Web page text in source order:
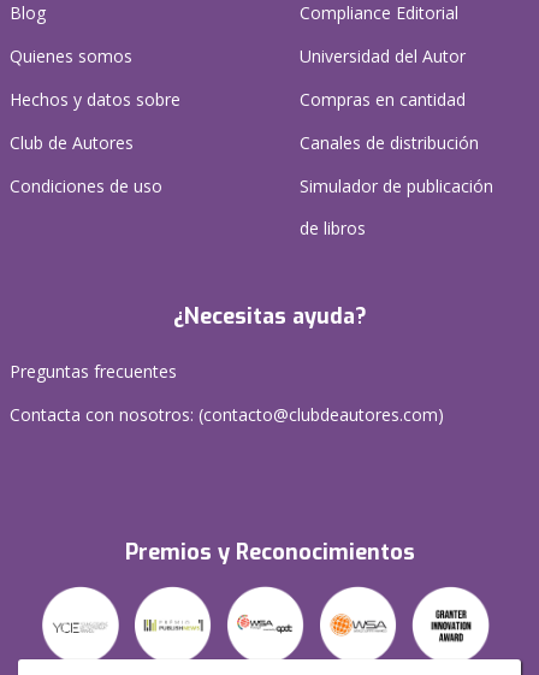
Blog
Quienes somos
Hechos y datos sobre
Club de Autores
Condiciones de uso
Compliance Editorial
Universidad del Autor
Compras en cantidad
Canales de distribución
Simulador de publicación
de libros
¿Necesitas ayuda?
Preguntas frecuentes
Contacta con nosotros: (contacto@clubdeautores.com)
Premios y Reconocimientos